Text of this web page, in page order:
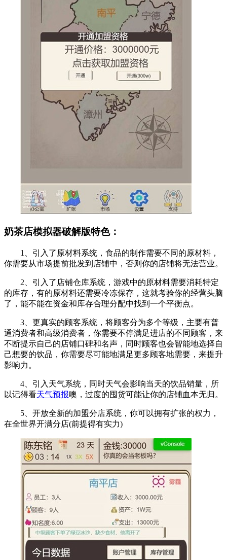
奶茶店模拟器破解版特色：
1、引入了原材料系统，食品的制作需要不同的原材料，
你需要从市场提前批发到店铺中，否则你的店铺将无法营业。
2、引入了店铺仓库系统，游戏中的原材料需要消耗特定
的库存，有的原材料还需要冷冻保存，这就考验你的经营头脑
了，能不能在资金和库存合理分配中找到一个平衡点。
3、更真实的顾客系统，将顾客分为多个等级，主要有普
通消费者和高级消费者，你需要不停满足进店的不同顾客，来
不断提示自己的店铺口碑和名声，同时顾客也会智能地选择自
己想要的饮品，你需要尽可能地满足更多顾客地需要，来提升
影响力。
4、引入天气系统，同时天气会影响当天的饮品销量，所
以记得看天气预报噢，过度的囤货可能让你的店铺血本无归。
5、开放全新的加盟分店系统，你可以拥有扩张的权力，
在全世界开满分店(前提得有实力)